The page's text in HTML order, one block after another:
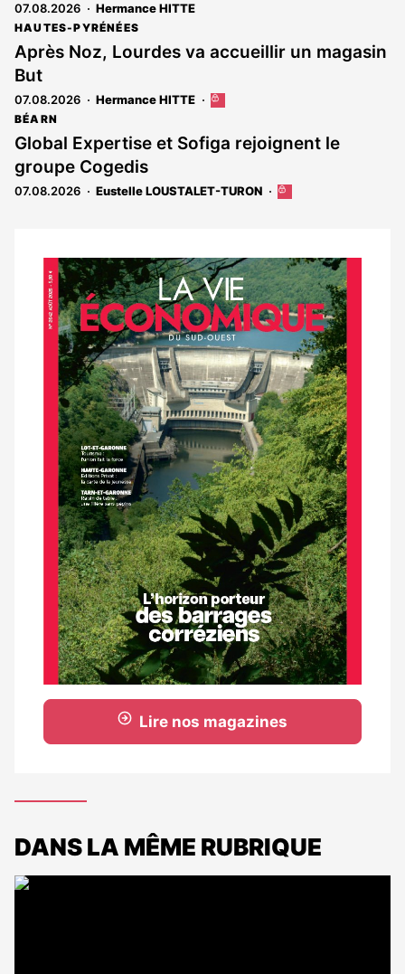
07.08.2026 Hermance HITTE
HAUTES-PYRÉNÉES
Après Noz, Lourdes va accueillir un magasin
But
07.08.2026 Hermance HITTE
Cet
réservé
abonnés
BÉARN
Global Expertise et Sofiga rejoignent le
groupe Cogedis
07.08.2026 Eustelle LOUSTALET-TURON
Cet
aux
abonnés
Notre
dernier
magazine
Lire nos magazines
DANS LA MÊME RUBRIQUE